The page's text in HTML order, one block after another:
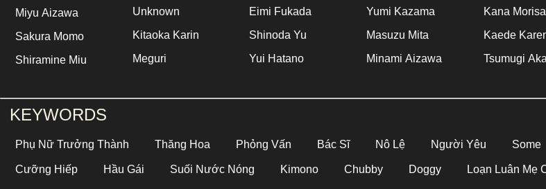
Miyu Aizawa
Sakura Momo
Shiramine Miu
Unknown
Kitaoka Karin
Meguri
Eimi Fukada
Shinoda Yu
Yui Hatano
Yumi Kazama
Masuzu Mita
Minami Aizawa
Kana
Kaede
Tsumugi
KEYWORDS
Phụ Nữ Trưởng Thành Thăng Hoa Phỏng Vấn Bác Sĩ Nô Lệ Người Yêu Some
Cưỡng Hiếp Hầu Gái Suối Nước Nóng Kimono Chubby Doggy Loạn Luân Mẹ